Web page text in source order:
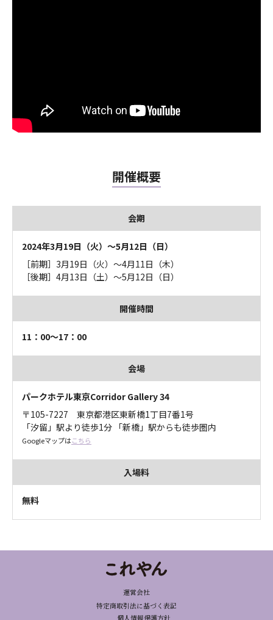
開催概要
会期
2024年3月19日（火）〜5月12日（日）
［前期］3月19日（火）〜4月11日（木）
［後期］4月13日（土）〜5月12日（日）
開催時間
11：00〜17：00
会場
パークホテル東京Corridor Gallery 34
〒105-7227 東京都港区東新橋1丁目7番1号
「汐留」駅より徒歩1分 「新橋」駅からも徒歩圏内
Googleマップはこちら
入場料
無料
運営会社
特定商取引法に基づく表記
個人情報保護方針